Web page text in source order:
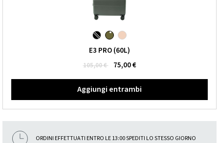
E3 PRO (60L)
105,00 € 75,00 €
Aggiungi entrambi
ORDINI EFFETTUATI ENTRO LE 13:00 SPEDITI LO STESSO GIORNO